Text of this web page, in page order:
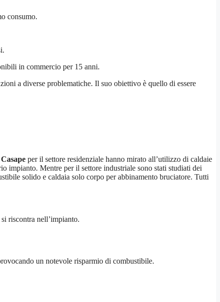
consumo.
in commercio per 15 anni.
a diverse problematiche. Il suo obiettivo è quello di essere
per il settore residenziale hanno mirato all’utilizzo di caldaie
impianto. Mentre per il settore industriale sono stati studiati dei
solido e caldaia solo corpo per abbinamento bruciatore. Tutti
riscontra nell’impianto.
un notevole risparmio di combustibile.